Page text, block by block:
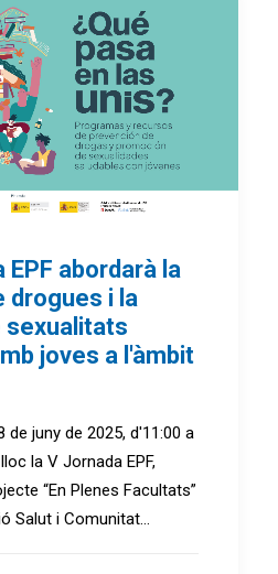
EPF abordarà la
drogues i la
sexualitats
joves a l'àmbit
de juny de 2025, d'11:00 a
la V Jornada EPF,
“En Plenes Facultats”
Salut i Comunitat…